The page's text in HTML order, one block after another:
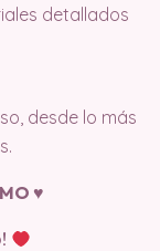
detallados
desde lo más
♥️